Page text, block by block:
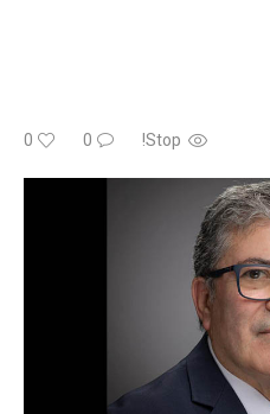
Stop!
0
0